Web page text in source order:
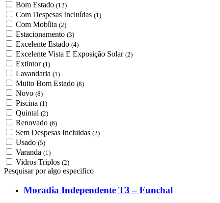
Bom Estado (12)
Com Despesas Incluídas (1)
Com Mobília (2)
Estacionamento (3)
Excelente Estado (4)
Excelente Vista E Exposição Solar (2)
Extintor (1)
Lavandaria (1)
Muito Bom Estado (8)
Novo (8)
Piscina (1)
Quintal (2)
Renovado (6)
Sem Despesas Incluidas (2)
Usado (5)
Varanda (1)
Vidros Triplos (2)
Pesquisar por algo especifico
Moradia Independente T3 – Funchal